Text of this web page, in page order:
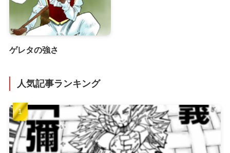
ゲレタの強さ
人気記事ランキング